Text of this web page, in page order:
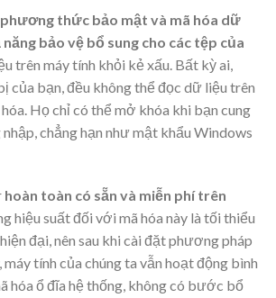
thức bảo mật và mã hóa dữ
năng bảo vệ bổ sung cho các tệp của
trên máy tính khỏi kẻ xấu. Bất kỳ ai,
của bạn, đều không thể đọc dữ liệu trên
Họ chỉ có thể mở khóa khi bạn cung
chẳng hạn như mật khẩu Windows
hoàn toàn có sẵn và miễn phí trên
hiệu suất đối với mã hóa này là tối thiểu
đại, nên sau khi cài đặt phương pháp
máy tính của chúng ta vẫn hoạt động bình
hóa ổ đĩa hệ thống, không có bước bổ